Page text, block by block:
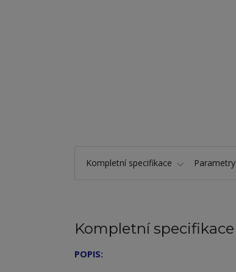
Kompletní specifikace Parametry
Kompletní specifikace
POPIS: